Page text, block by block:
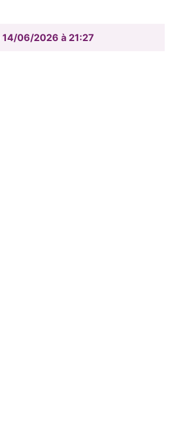
14/06/2026 à 21:27